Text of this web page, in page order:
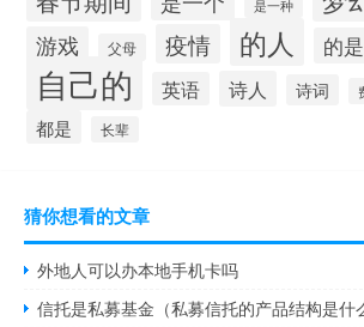
是一种
游戏 父母 疫情 的人 的是
自己的 英语 诗人 诗词
都是 长辈
猜你想看的文章
外地人可以办本地手机卡吗
信托是私募基金（私募信托的产品结构是什